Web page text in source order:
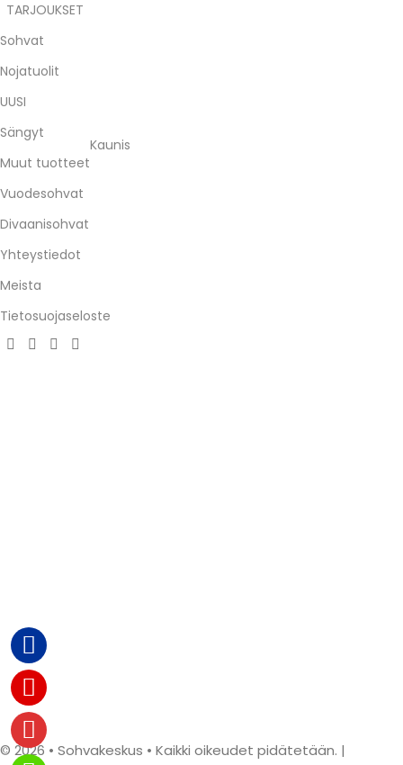
TARJOUKSET
Sohvat
Nojatuolit
UUSI
Sängyt
Muut tuotteet
Kaunis
Vuodesohvat
Divaanisohvat
Yhteystiedot
Meista
Tietosuojaseloste
© 2026 • Sohvakeskus • Kaikki oikeudet pidätetään. |